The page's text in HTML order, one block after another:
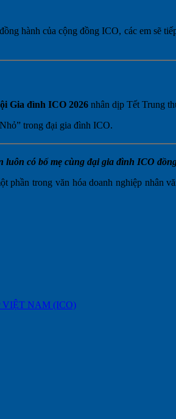
hành của cộng đồng ICO, các em sẽ
Gia đình ICO 2026 nhân dịp Tết Trung
trong đại gia đình ICO.
có bố mẹ cùng đại gia đình ICO
trong văn hóa doanh nghiệp nhân
NAM (ICO)